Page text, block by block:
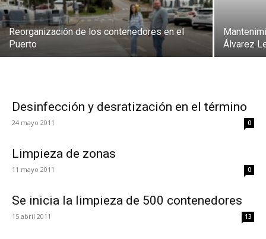
Reorganización de los contenedores en el
Puerto
Álvarez
Desinfección y desratización en el término
24 mayo 2011 0
Limpieza de zonas
11 mayo 2011 0
Se inicia la limpieza de 500 contenedores
15 abril 2011 13